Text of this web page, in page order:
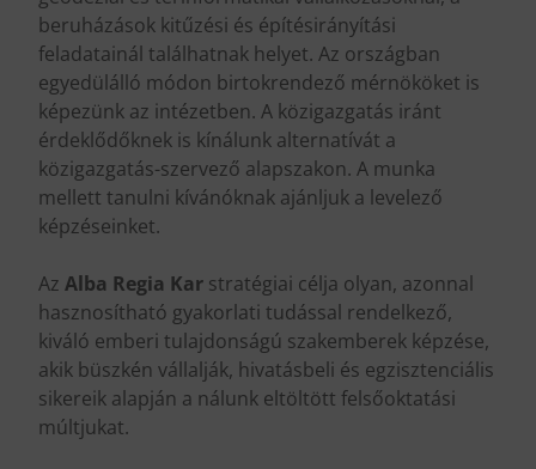
beruházások kitűzési és építésirányítási
feladatainál találhatnak helyet. Az országban
egyedülálló módon birtokrendező mérnököket is
képezünk az intézetben. A közigazgatás iránt
érdeklődőknek is kínálunk alternatívát a
közigazgatás-szervező alapszakon. A munka
mellett tanulni kívánóknak ajánljuk a levelező
képzéseinket.
Az Alba Regia Kar stratégiai célja olyan, azonnal
hasznosítható gyakorlati tudással rendelkező,
kiváló emberi tulajdonságú szakemberek képzése,
akik büszkén vállalják, hivatásbeli és egzisztenciális
sikereik alapján a nálunk eltöltött felsőoktatási
múltjukat.